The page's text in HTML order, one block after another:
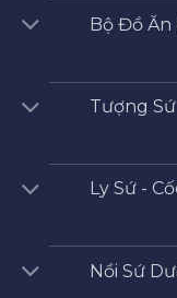
Bộ Đồ Ăn
Tượng Sứ
Ly Sứ -
Nồi Sứ